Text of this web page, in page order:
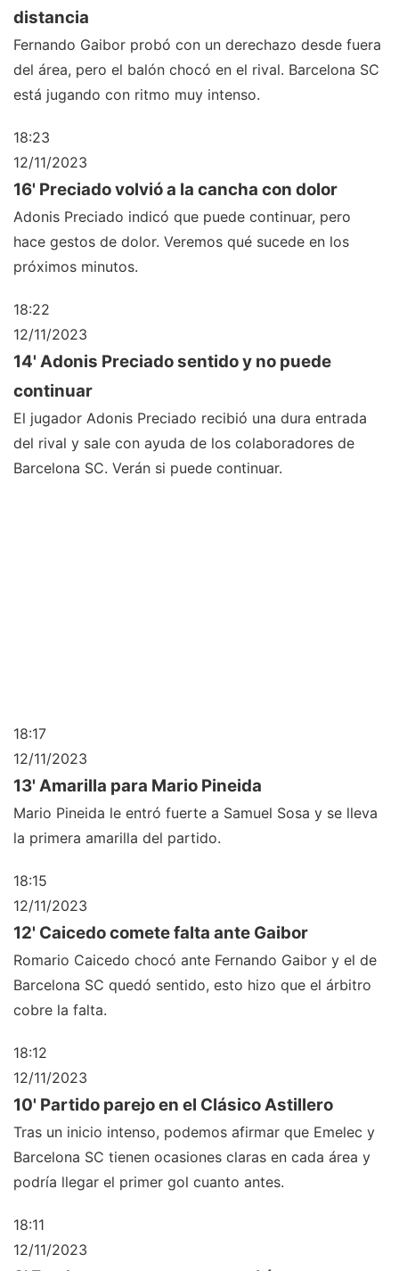
distancia
Fernando Gaibor probó con un derechazo desde fuera
del área, pero el balón chocó en el rival. Barcelona SC
está jugando con ritmo muy intenso.
18:23
12/11/2023
16' Preciado volvió a la cancha con dolor
Adonis Preciado indicó que puede continuar, pero
hace gestos de dolor. Veremos qué sucede en los
próximos minutos.
18:22
12/11/2023
14' Adonis Preciado sentido y no puede
continuar
El jugador Adonis Preciado recibió una dura entrada
del rival y sale con ayuda de los colaboradores de
Barcelona SC. Verán si puede continuar.
18:17
12/11/2023
13' Amarilla para Mario Pineida
Mario Pineida le entró fuerte a Samuel Sosa y se lleva
la primera amarilla del partido.
18:15
12/11/2023
12' Caicedo comete falta ante Gaibor
Romario Caicedo chocó ante Fernando Gaibor y el de
Barcelona SC quedó sentido, esto hizo que el árbitro
cobre la falta.
18:12
12/11/2023
10' Partido parejo en el Clásico Astillero
Tras un inicio intenso, podemos afirmar que Emelec y
Barcelona SC tienen ocasiones claras en cada área y
podría llegar el primer gol cuanto antes.
18:11
12/11/2023